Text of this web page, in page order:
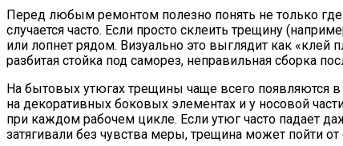
Перед любым ремонтом полезно понять не только
случается часто. Если просто склеить трещину
или лопнет рядом. Визуально это выглядит как «клей
разбитая стойка под саморез, неправильная сборка
На бытовых утюгах трещины чаще всего появляются в
на декоративных боковых элементах и у носовой
при каждом рабочем цикле. Если утюг часто падает
затягивали без чувства меры, трещина может пойти